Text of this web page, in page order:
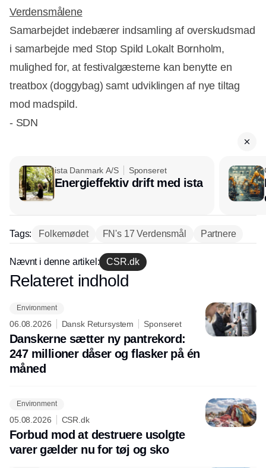
Verdensmålene
Samarbejdet indebærer indsamling af overskudsmad
i samarbejde med Stop Spild Lokalt Bornholm,
mulighed for, at festivalgæsterne kan benytte en
treatbox (doggybag) samt udviklingen af nye tiltag
mod madspild.
- SDN
ista Danmark A/S Sponseret
Energieffektiv drift med ista
Tags: Folkemødet FN's 17 Verdensmål Partnere
Nævnt i denne artikel: CSR.dk
Annonce
Relateret indhold
Environment
06.08.2026 Dansk Retursystem Sponseret
Danskerne sætter ny pantrekord:
247 millioner dåser og flasker på én
måned
Environment
05.08.2026 CSR.dk
Forbud mod at destruere usolgte
varer gælder nu for tøj og sko